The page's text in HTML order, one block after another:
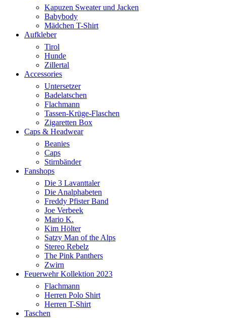
Kapuzen Sweater und Jacken
Babybody
Mädchen T-Shirt
Aufkleber
Tirol
Hunde
Zillertal
Accessories
Untersetzer
Badelatschen
Flachmann
Tassen-Krüge-Flaschen
Zigaretten Box
Caps & Headwear
Beanies
Caps
Stirnbänder
Fanshops
Die 3 Lavanttaler
Die Analphabeten
Freddy Pfister Band
Joe Verbeek
Mario K.
Kim Hölter
Satzy Man of the Alps
Stereo Rebelz
The Pink Panthers
Zwirn
Feuerwehr Kollektion 2023
Flachmann
Herren Polo Shirt
Herren T-Shirt
Taschen